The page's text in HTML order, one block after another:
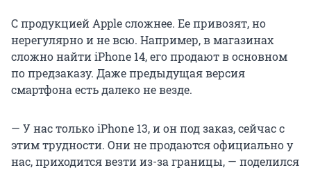
С продукцией Apple сложнее. Ее привозят, но
нерегулярно и не всю. Например, в магазинах
сложно найти iPhone 14, его продают в основном
по предзаказу. Даже предыдущая версия
смартфона есть далеко не везде.
— У нас только iPhone 13, и он под заказ, сейчас с
этим трудности. Они не продаются официально у
нас, приходится везти из-за границы, — поделился